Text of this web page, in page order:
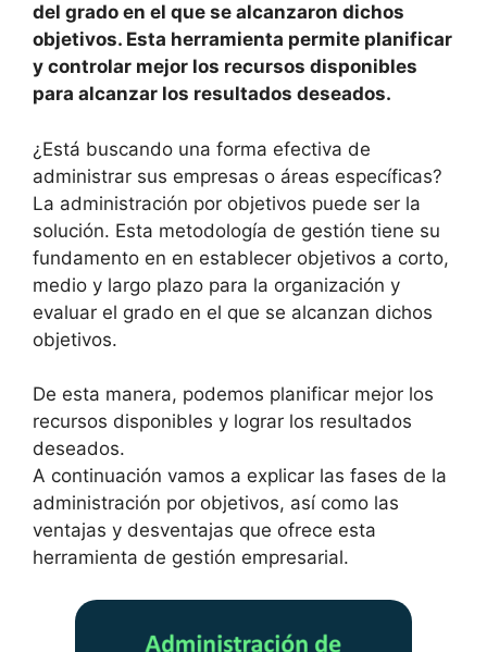
del grado en el que se alcanzaron dichos
objetivos. Esta herramienta permite planificar
y controlar mejor los recursos disponibles
para alcanzar los resultados deseados.
¿Está buscando una forma efectiva de
administrar sus empresas o áreas específicas?
La administración por objetivos puede ser la
solución. Esta metodología de gestión tiene su
fundamento en en establecer objetivos a corto,
medio y largo plazo para la organización y
evaluar el grado en el que se alcanzan dichos
objetivos.
De esta manera, podemos planificar mejor los
recursos disponibles y lograr los resultados
deseados.
A continuación vamos a explicar las fases de la
administración por objetivos, así como las
ventajas y desventajas que ofrece esta
herramienta de gestión empresarial.